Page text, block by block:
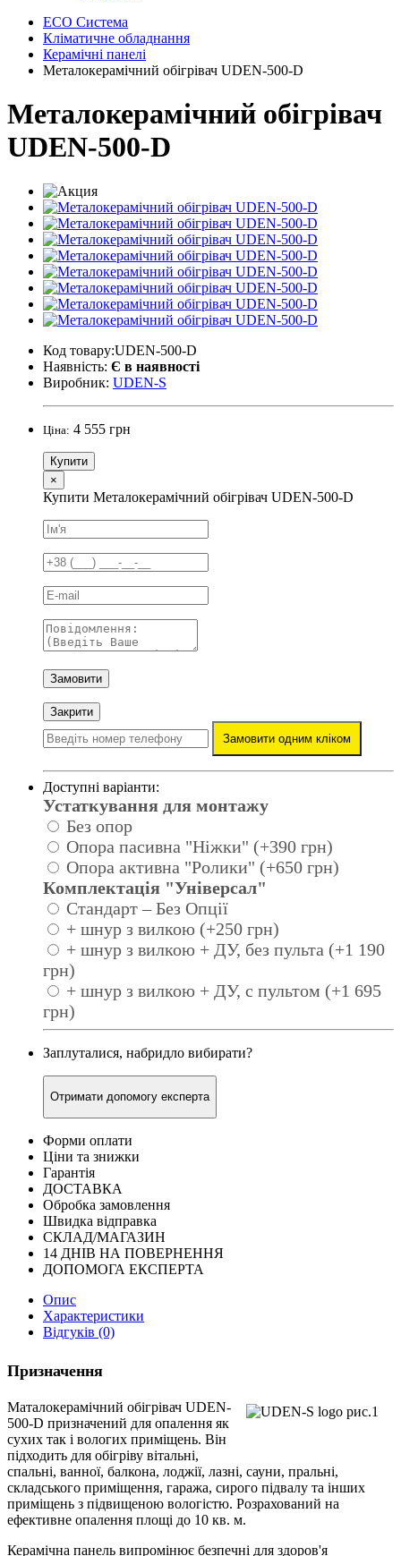
ECO Система
Кліматичне обладнання
Керамічні панелі
Металокерамічний обігрівач UDEN-500-D
Металокерамічний обігрівач
UDEN-500-D
Код товару:UDEN-500-D
Наявність: Є в наявності
Виробник: UDEN-S
Ціна: 4 555 грн
Купити
×
Купити Металокерамічний обігрівач UDEN-500-D
Замовити
Закрити
Замовити одним кліком
Доступні варіанти:
Устаткування для монтажу
Без опор
Опора пасивна "Ніжки" (+390 грн)
Опора активна "Ролики" (+650 грн)
Комплектація "Універсал"
Стандарт – Без Опції
+ шнур з вилкою (+250 грн)
+ шнур з вилкою + ДУ, без пульта (+1 190
грн)
+ шнур з вилкою + ДУ, с пультом (+1 695
грн)
Заплуталися, набридло вибирати?
Отримати допомогу експерта
Форми оплати
Ціни та знижки
Гарантія
ДОСТАВКА
Обробка замовлення
Швидка відправка
СКЛАД/МАГАЗИН
14 ДНІВ НА ПОВЕРНЕННЯ
ДОПОМОГА ЕКСПЕРТА
Опис
Характеристики
Відгуків (0)
Призначення
Маталокерамічний обігрівач UDEN-
500-D призначений для опалення як
сухих так і вологих приміщень. Він
підходить для обігріву вітальні,
спальні, ванної, балкона, лоджії, лазні, сауни, пральні,
складського приміщення, гаража, сирого підвалу та інших
приміщень з підвищеною вологістю. Розрахований на
ефективне опалення площі до 10 кв. м.
Керамічна панель випромінює безпечні для здоров'я